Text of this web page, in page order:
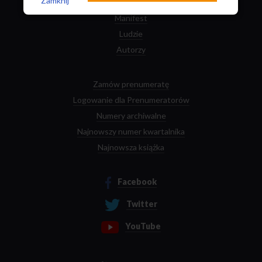
Kontakt
Manifest
Ludzie
Autorzy
Zamów prenumeratę
Logowanie dla Prenumeratorów
Numery archiwalne
Najnowszy numer kwartalnika
Najnowsza książka
Facebook
Twitter
YouTube